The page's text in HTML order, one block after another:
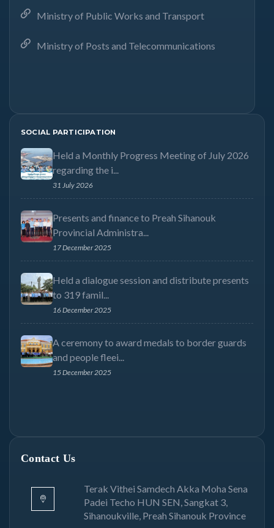
Ministry of Public Works and Transport
Ministry of Posts and Telecommunications
SOCIAL PARTICIPATION
Held a Monthly Progress Meeting of July 2026
regarding the i...
31 July 2026
Presents and finance to Preah Sihanouk
Provincial Administra...
17 December 2025
Held a dialogue session and distribute presents
to 319 famil...
16 December 2025
A ceremony to award medals to border guards
and people fleei...
15 December 2025
Contact Us
Terak Vithei Samdech Akka Moha Sena
Padei Techo HUN SEN, Sangkat 3,
Sihanoukville, Preah Sihanouk Province